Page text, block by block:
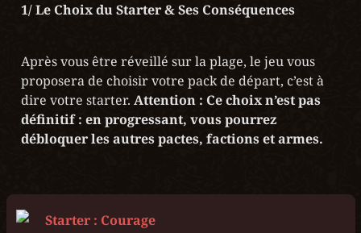
1/ Le Choix du Starter & Ses Conséquences
Après vous être réveillé sur la plage, le jeu vous
proposera de choisir votre pack de départ, c’est à
dire votre starter. Attention : Ce choix n’est pas
définitif : en progressant, vous pourrez
débloquer les autres pactes, factions et armes.
Starter : Courage